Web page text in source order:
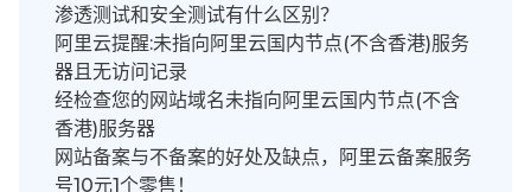
渗透测试和安全测试有什么区别？
阿里云提醒:未指向阿里云国内节点(不含香港)服务
器且无访问记录
经检查您的网站域名未指向阿里云国内节点(不含
香港)服务器
网站备案与不备案的好处及缺点，阿里云备案服务
号10元1个零售！